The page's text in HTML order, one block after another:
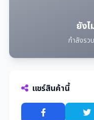
ยัง
กำลังรว
แชร์สินค้านี้